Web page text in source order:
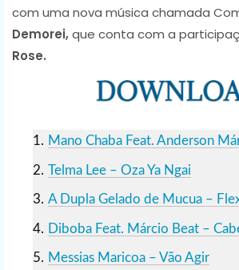
com uma nova música chamada
Demorei,que conta com a
Rose.
Mano Chaba Feat. Anderson
Telma Lee – Oza Ya Ngai
A Dupla Gelado de Mucua –
Diboba Feat. Márcio Beat –
Messias Maricoa – Vão Agir